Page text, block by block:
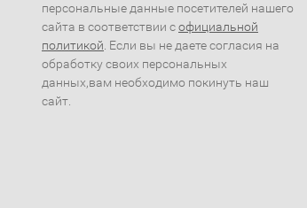
персональные данные посетителей нашего
сайта в соответствии софициальной
политикой . Если вы не даете согласия на
обработку своих персональных
данных,вам необходимо покинуть наш
сайт.